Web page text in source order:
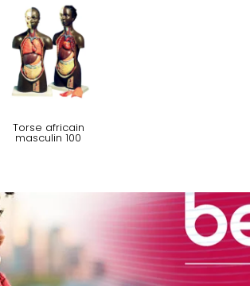
Torse africain
masculin 100